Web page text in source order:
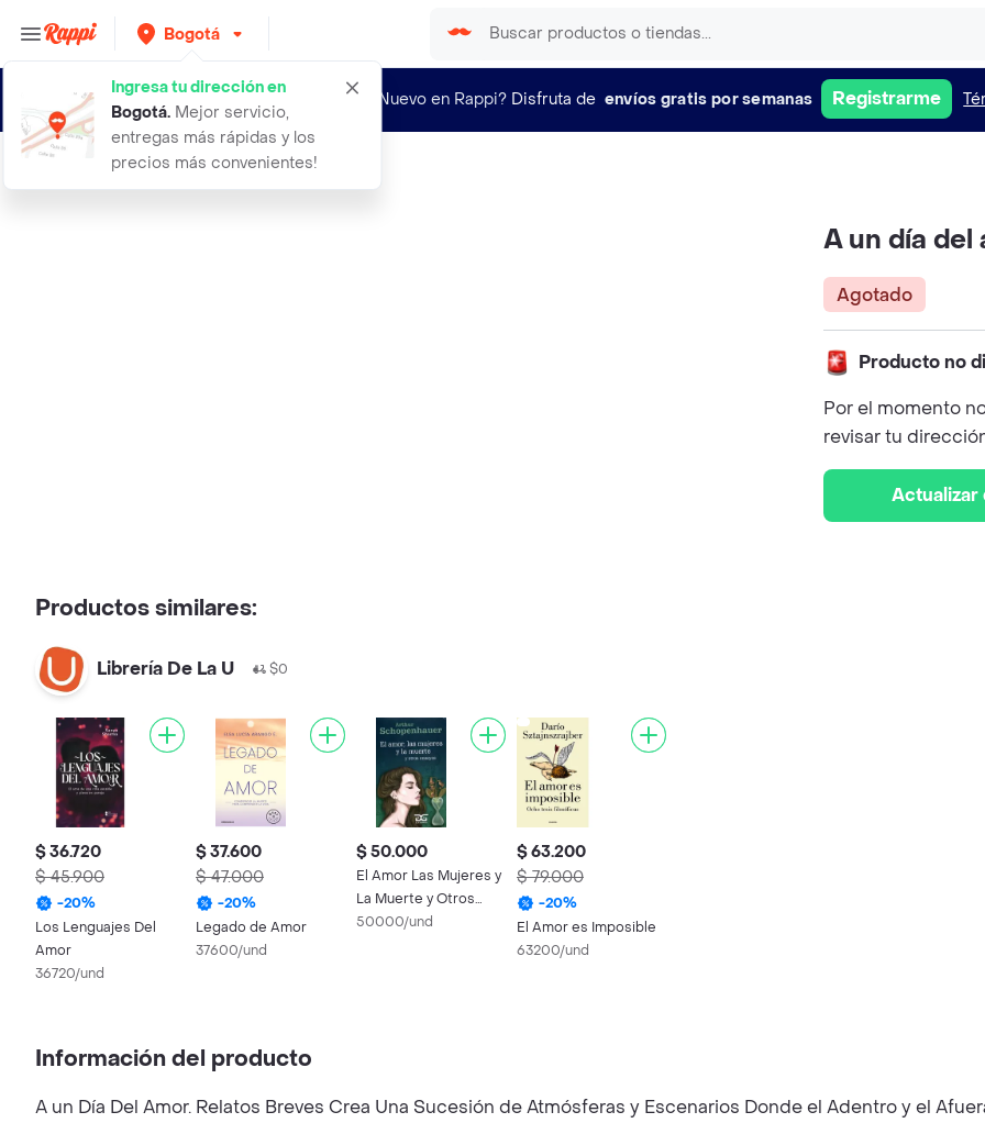
Bogotá
Ingresa tu dirección en
Bogotá. Mejor servicio,
entregas más rápidas y los
precios más convenientes!
¿Nuevo en Rappi? Disfruta de envíos gratis por semanas Registrarme
a un dia del amor relatos breves
A un día del
Agotado
Producto no
Por el momento
revisar tu
Actualizar
Productos similares:
Librería De La U $0
$ 36.720
$ 45.900
-20%
Los Lenguajes Del
Amor
36720/und
$ 37.600
$ 47.000
-20%
Legado de Amor
37600/und
$ 50.000
El Amor Las Mujeres y
La Muerte y Otros
Ensayos
50000/und
$ 63.200
$ 79.000
-20%
El Amor es Imposible
63200/und
Información del producto
A un Día Del Amor. Relatos Breves Crea Una Sucesión de Atmósferas y Escenarios Donde el Adentro y el